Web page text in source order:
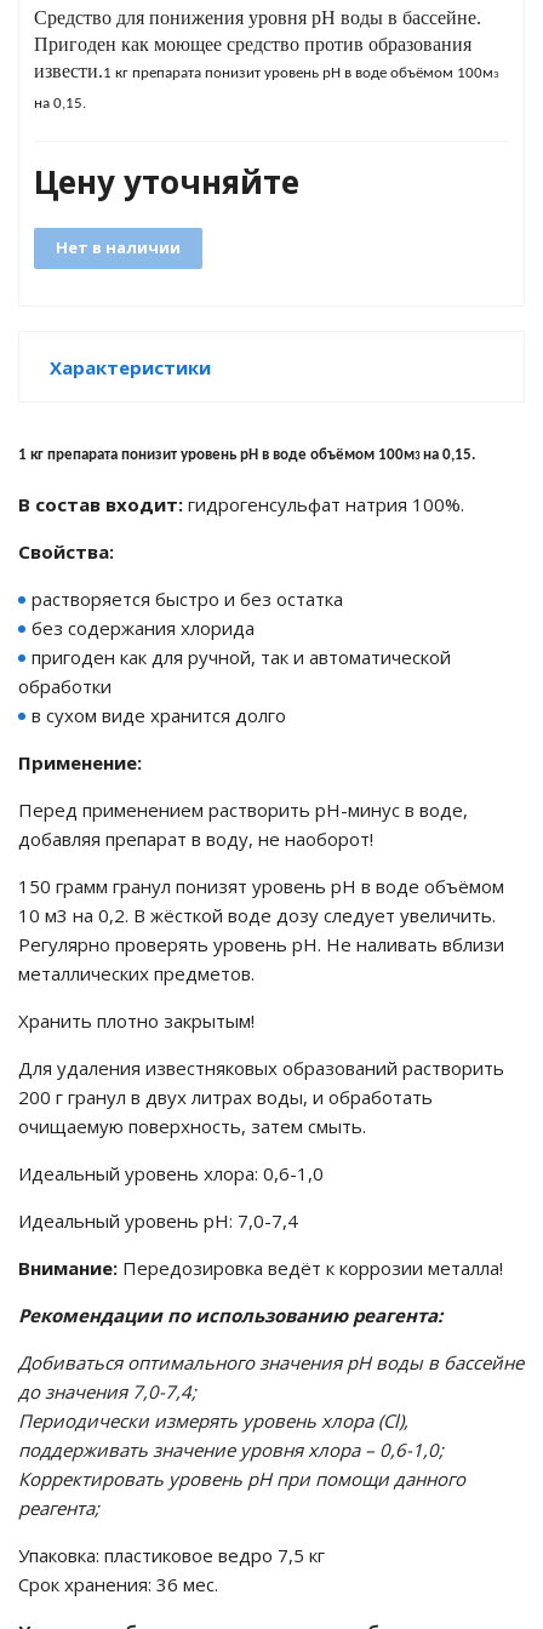
для
от грозовых
систем
Delta
ИБП
для газовых и
отопления
питания
и среднего офиса
и продвинутых
защита)
Средство для понижения уровня рН воды в бассейне.
Пригоден как моющее средство против образования
извести.1 кг препарата понизит уровень рН в воде объёмом 100м3
на 0,15.
Цену уточняйте
Нет в наличии
Характеристики
1 кг препарата понизит уровень рН в воде объёмом 100м3 на 0,15.
В состав входит: гидрогенсульфат натрия 100%.
Свойства:
растворяется быстро и без остатка
без содержания хлорида
пригоден как для ручной, так и автоматической
обработки
в сухом виде хранится долго
Применение:
Перед применением растворить рН-минус в воде,
добавляя препарат в воду, не наоборот!
150 грамм гранул понизят уровень рН в воде объёмом
10 м3 на 0,2. В жёсткой воде дозу следует увеличить.
Регулярно проверять уровень рН. Не наливать вблизи
металлических предметов.
Хранить плотно закрытым!
Для удаления известняковых образований растворить
200 г гранул в двух литрах воды, и обработать
очищаемую поверхность, затем смыть.
Идеальный уровень хлора: 0,6-1,0
Идеальный уровень рН: 7,0-7,4
Внимание: Передозировка ведёт к коррозии металла!
Рекомендации по использованию реагента:
Добиваться оптимального значения рН воды в бассейне
до значения 7,0-7,4;
Периодически измерять уровень хлора (Cl),
поддерживать значение уровня хлора – 0,6-1,0;
Корректировать уровень pH при помощи данного
реагента;
Упаковка: пластиковое ведро 7,5 кг
Срок хранения: 36 мес.